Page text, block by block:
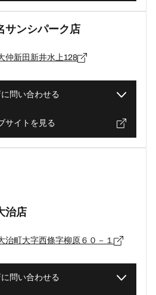
サンシパーク店
仲新田新井水上128
問い合わせる
サイトを見る
治店
治町大字西條字柳原６０－１
問い合わせる